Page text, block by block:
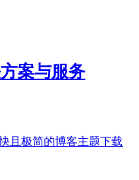
案与服务